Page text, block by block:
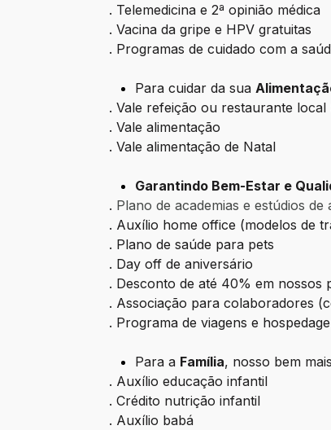
. Telemedicina e 2ª opinião médica
. Vacina da gripe e HPV gratuitas
. Programas de cuidado com a
Para cuidar da sua
. Vale refeição ou restaurante
. Vale alimentação
. Vale alimentação de Natal
Garantindo Bem-Estar e
. Plano de academias e estúdios de
. Auxílio home office (modelos de
. Plano de saúde para pets
. Day off de aniversário
. Desconto de até 40% em nossos
. Associação para colaboradores
. Programa de viagens e
Para a Família, nosso bem
. Auxílio educação infantil
. Crédito nutrição infantil
. Auxílio babá